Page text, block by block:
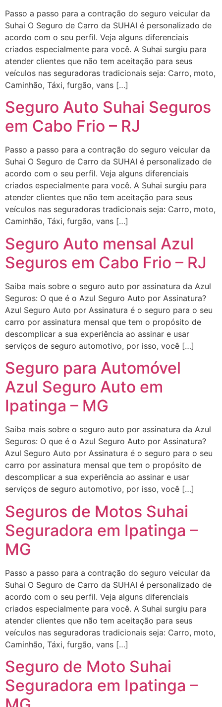
Passo a passo para a contração do seguro veicular da
Suhai O Seguro de Carro da SUHAI é personalizado de
acordo com o seu perfil. Veja alguns diferenciais
criados especialmente para você. A Suhai surgiu para
atender clientes que não tem aceitação para seus
veículos nas seguradoras tradicionais seja: Carro, moto,
Caminhão, Táxi, furgão, vans […]
Seguro Auto Suhai Seguros
em Cabo Frio – RJ
Passo a passo para a contração do seguro veicular da
Suhai O Seguro de Carro da SUHAI é personalizado de
acordo com o seu perfil. Veja alguns diferenciais
criados especialmente para você. A Suhai surgiu para
atender clientes que não tem aceitação para seus
veículos nas seguradoras tradicionais seja: Carro, moto,
Caminhão, Táxi, furgão, vans […]
Seguro Auto mensal Azul
Seguros em Cabo Frio – RJ
Saiba mais sobre o seguro auto por assinatura da Azul
Seguros: O que é o Azul Seguro Auto por Assinatura?
Azul Seguro Auto por Assinatura é o seguro para o seu
carro por assinatura mensal que tem o propósito de
descomplicar a sua experiência ao assinar e usar
serviços de seguro automotivo, por isso, você […]
Seguro para Automóvel
Azul Seguro Auto em
Ipatinga – MG
Saiba mais sobre o seguro auto por assinatura da Azul
Seguros: O que é o Azul Seguro Auto por Assinatura?
Azul Seguro Auto por Assinatura é o seguro para o seu
carro por assinatura mensal que tem o propósito de
descomplicar a sua experiência ao assinar e usar
serviços de seguro automotivo, por isso, você […]
Seguros de Motos Suhai
Seguradora em Ipatinga –
MG
Passo a passo para a contração do seguro veicular da
Suhai O Seguro de Carro da SUHAI é personalizado de
acordo com o seu perfil. Veja alguns diferenciais
criados especialmente para você. A Suhai surgiu para
atender clientes que não tem aceitação para seus
veículos nas seguradoras tradicionais seja: Carro, moto,
Caminhão, Táxi, furgão, vans […]
Seguro de Moto Suhai
Seguradora em Ipatinga –